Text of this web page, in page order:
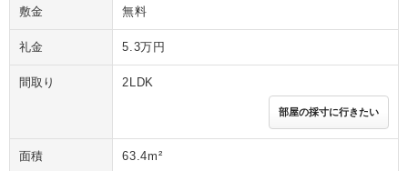
敷金 無料
礼金 5.3万円
間取り 2LDK
部屋の採寸に行きたい
面積 63.4m²